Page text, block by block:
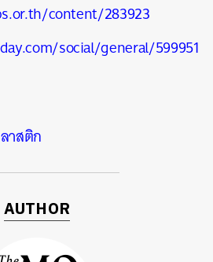
content/283923
social/general/599951
าสติก
AUTHOR